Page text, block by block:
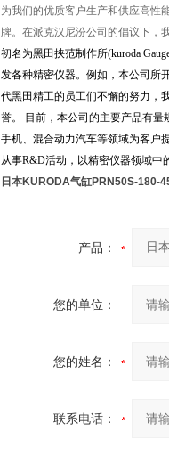
为我们的优质客户生产和供应高性
牌。在派克汉尼汾公司的倡议下，
初名为黑田挟范制作所(kuroda
发各种精密仪器。例如，本公司所
代黑田精工的员工们不懈的努力，
誉。 目前，本公司的主要产品有量
手机、混合动力汽车等领域为客户
从事R&D活动，以精密仪器领域中
日本KURODA气缸PRN50S-180-
产品：
您的单位：
您的姓名：
联系电话：